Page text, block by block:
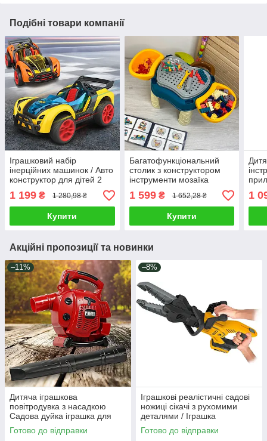
Подібні товари компанії
Іграшковий набір
інерційних машинок / Авто
конструктор для дітей 2
автомобіля колеса
інструменти Гра в
перегони
1 199 ₴ 1 280,98 ₴
Купити
Багатофункціональний
столик з конструктором
інструменти мозаїка
Ігровий набір Яблуко 2
види конструкторів
наклейки
1 599₴ 1 652,28 ₴
Купити
1
Акційні пропозиції та новинки
–11%
Дитяча іграшкова
повітродувка з насадкою
Садова дуйка іграшка для
сюжетно-рольових ігор у
садівника на вулиці
Готово до відправки
–8%
Іграшкові реалістичні садові
ножиці сікачі з рухомими
деталями / Іграшка
інструмент різак для дому
світло звук
Готово до відправки